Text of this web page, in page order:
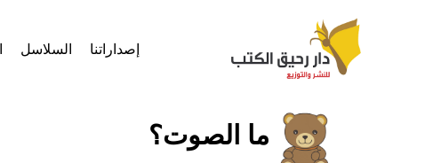
إصداراتنا السلاسل
ما الصوت؟